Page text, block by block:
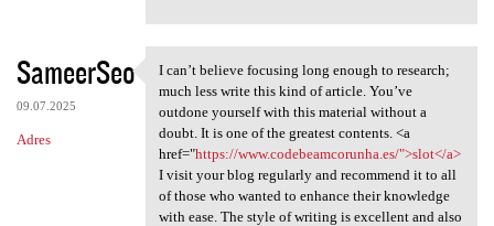
SameerSeo
09.07.2025
Adres
I can’t believe focusing long
I can’t believe focusing long enough to research;
much less write this kind of article. You’ve
outdone yourself with this material without a
doubt. It is one of the greatest contents. <a
href="https://www.codebeamcorunha.es/">slot</a>
I visit your blog regularly and recommend it to all
of those who wanted to enhance their knowledge
with ease. The style of writing is excellent and also